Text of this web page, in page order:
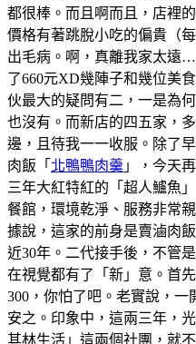
都很棒。而且啊而且，店裡
價格有著跳脫小吃的偏貴（
出毛病。啊，真離我家太遠
了660元XD幾陣子和幾位美
伙最大的疑問有二，一是為
也沒有。而新店的四五家，
邊，且待我一一收服。除了
肉飯「 北鴨鴨肉羹 」，今天
三年大紅特紅的「超人鱸魚
餐館，環境乾淨、服務非常
據說，這家的前身是賣滷肉
近30年。二代接手後，不管
在視覺都有了「新」意。首
300，你怕了吧。老實說，一
安之。印象中，這兩三年，
其林生活」這兩個社團，就